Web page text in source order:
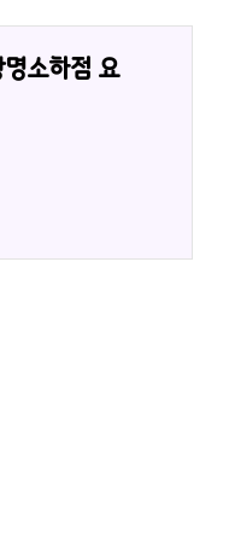
소하점 요